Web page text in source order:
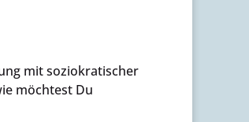
mit soziokratischer
möchtest Du